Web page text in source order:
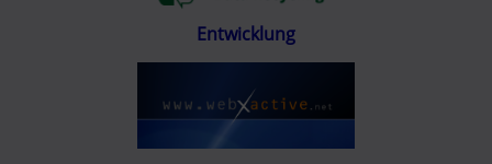
Entwicklung